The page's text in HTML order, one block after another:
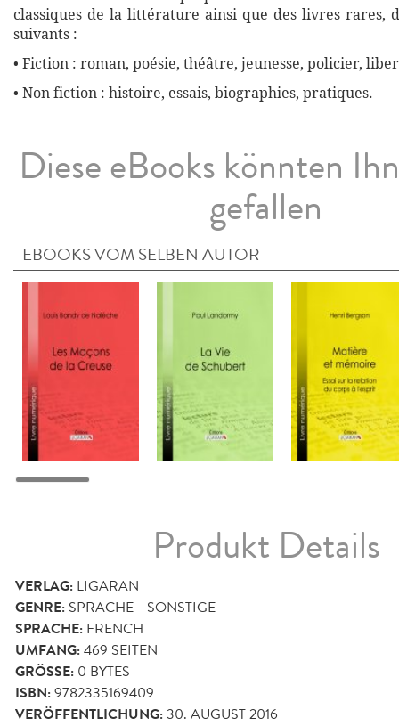
classiques de la littérature ainsi que des livres rares,
suivants :
• Fiction : roman, poésie, théâtre, jeunesse, policier,
• Non fiction : histoire, essais, biographies, pratiques.
Diese eBooks könnten
gefallen
EBOOKS VOM SELBEN AUTOR
Produkt Details
VERLAG: LIGARAN
GENRE: SPRACHE - SONSTIGE
SPRACHE: FRENCH
UMFANG:469 SEITEN
GRÖSSE: 0 BYTES
ISBN:9782335169409
VERÖFFENTLICHUNG:30. AUGUST 2016